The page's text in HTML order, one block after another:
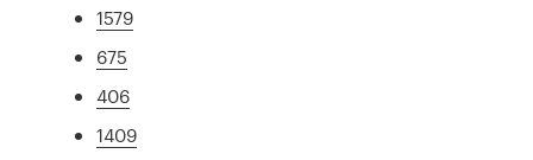
1579
675
406
1409